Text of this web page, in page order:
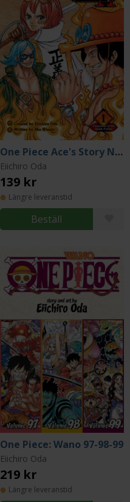
One Piece Ace's Story Novel 1
Eiichiro Oda
139 kr
Längre leveranstid
Beställ
One Piece: Wano 97-98-99
Eiichiro Oda
219 kr
Längre leveranstid